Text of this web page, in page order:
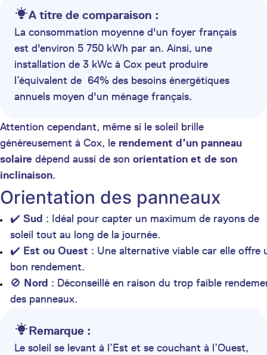
A titre de comparaison :
La consommation moyenne d'un foyer français
est d'environ 5 750 kWh par an. Ainsi, une
installation de 3 kWc à Cox peut produire
l’équivalent de 64% des besoins énergétiques
annuels moyen d'un ménage français.
Attention cependant, même si le soleil brille
généreusement à Cox, le rendement d’un panneau
solaire dépend aussi de son orientation et de son
inclinaison.
Orientation des panneaux
✔️ Sud : Idéal pour capter un maximum de rayons de
soleil tout au long de la journée.
✔️ Est ou Ouest : Une alternative viable car elle offre
bon rendement.
🚫 Nord : Déconseillé en raison du trop faible
des panneaux.
Remarque :
Le soleil se levant à l’Est et se couchant à l’Ouest,